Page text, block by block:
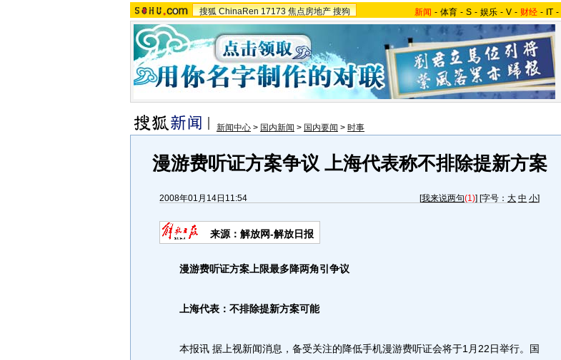
搜狐 ChinaRen 17173 焦点房地产 搜狗 新闻 - 体育 - S - 娱乐 - V - 财经 - IT -
新闻中心 > 国内新闻 > 国内要闻 > 时事
漫游费听证方案争议 上海代表称不排除提新方案
2008年01月14日11:54 [我来说两句(1)] [字号： 大 中 小]
来源：解放网-解放日报
漫游费听证方案上限最多降两角引争议
上海代表：不排除提新方案可能
本报讯 据上视新闻消息，备受关注的降低手机漫游费听证会将于1月22日举行。国